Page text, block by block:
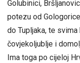
Golubinici,
potezu od Gologorice
do Tupljaka, te
čovjekoljublje i
Ima toga po cijeloj